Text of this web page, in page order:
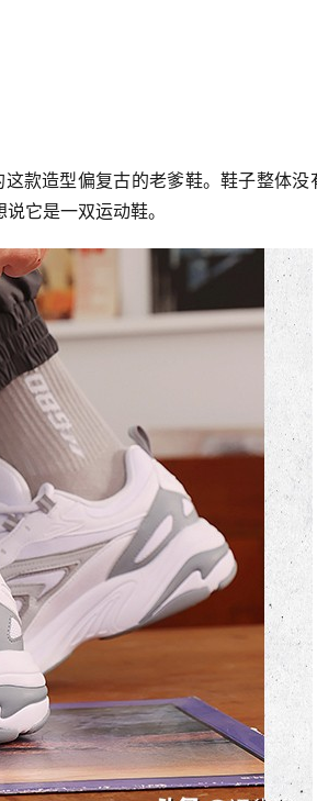
款造型偏复古的老爹鞋。鞋子整体没
它是一双运动鞋。